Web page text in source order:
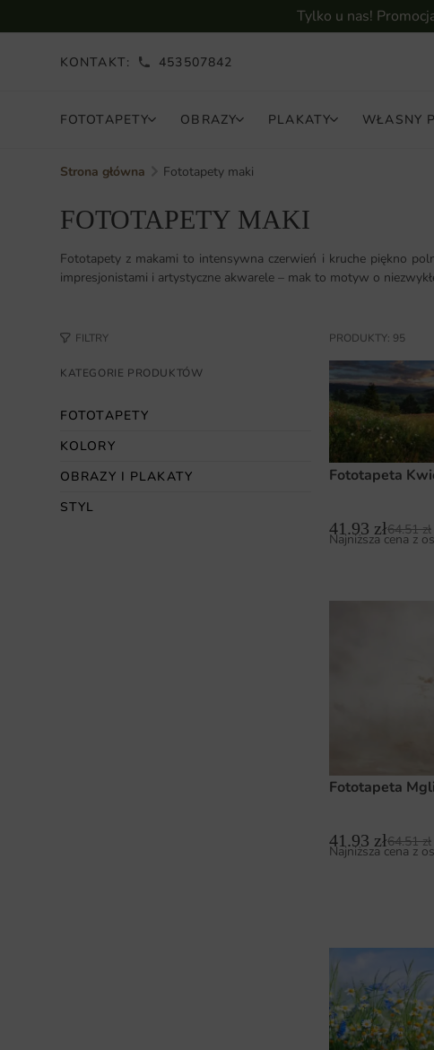
Tylko u nas!
KONTAKT: 453507842
FOTOTAPETY OBRAZY PLAKATY WŁASNY
Strona główna Fototapety maki
FOTOTAPETY MAKI
Fototapety z makami to intensywna czerwień i kruche piękno
impresjonistami i artystyczne akwarele – mak to motyw o
FILTRY
KATEGORIE PRODUKTÓW
FOTOTAPETY
KOLORY
OBRAZY I PLAKATY
STYL
PRODUKTY: 95
Fototapeta
41.93 zł64.51zł
Najniższa cena z
Fototapeta
41.93 zł64.51zł
Najniższa cena z